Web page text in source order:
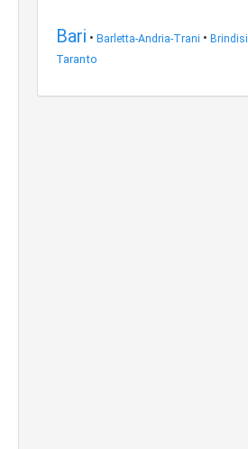
Bari • Barletta-Andria-Trani • Brindisi
Taranto